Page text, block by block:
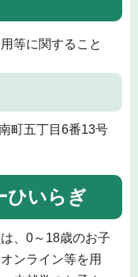
等に関すること
町五丁目6番13号
ひいらぎ
は、0～18歳のお子
ンライン等を用